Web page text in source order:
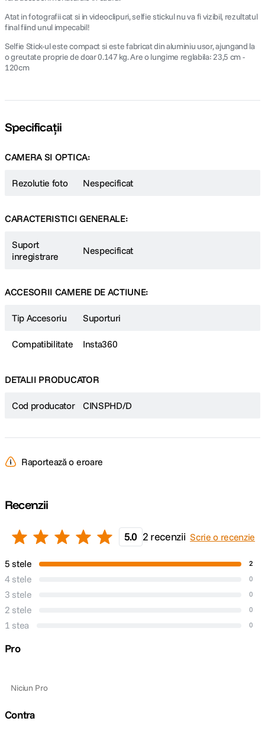
Atat in fotografii cat si in videoclipuri, selfie stickul nu va fi vizibil, rezultatul
final fiind unul impecabil!
Selfie Stick-ul este compact si este fabricat din aluminiu usor, ajungand la
o greutate proprie de doar 0.147 kg. Are o lungime reglabila: 23,5 cm -
120cm
Specificații
CAMERA SI OPTICA:
Rezolutie foto Nespecificat
CARACTERISTICI GENERALE:
Suport
inregistrare
Nespecificat
ACCESORII CAMERE DE ACTIUNE:
Tip Accesoriu Suporturi
Compatibilitate Insta360
DETALII PRODUCATOR
Cod producator CINSPHD/D
Raportează o eroare
Recenzii
5.0 2 recenzii Scrie o recenzie
5 stele 2
4 stele 0
3 stele 0
2 stele 0
1 stea 0
Pro
Niciun Pro
Contra